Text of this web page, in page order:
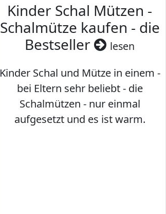
Kinder Schal Mützen -
Schalmütze kaufen - die
Bestseller
lesen
Kinder Schal und Mütze in einem -
bei Eltern sehr beliebt - die
Schalmützen - nur einmal
aufgesetzt und es ist warm.